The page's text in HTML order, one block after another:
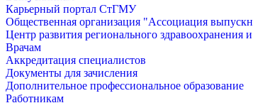
Карьерный портал СтГМУ
Общественная организация "Ассоциация
Центр развития регионального здравоохранения
Врачам
Аккредитация специалистов
Документы для зачисления
Дополнительное профессиональное образование
Работникам